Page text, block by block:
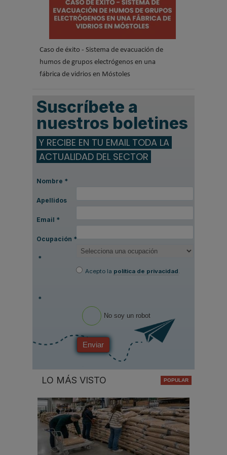
Caso de éxito - Sistema de evacuación de
humos de grupos electrógenos en una
fábrica de vidrios en Móstoles
Suscríbete a
nuestros boletines
Y RECIBE EN TU EMAIL TODA LA
ACTUALIDAD DEL SECTOR
Nombre *
Apellidos
Email *
Ocupación *
*
Acepto la política de privacidad.
*
No soy un robot
Enviar
LO MÁS VISTO